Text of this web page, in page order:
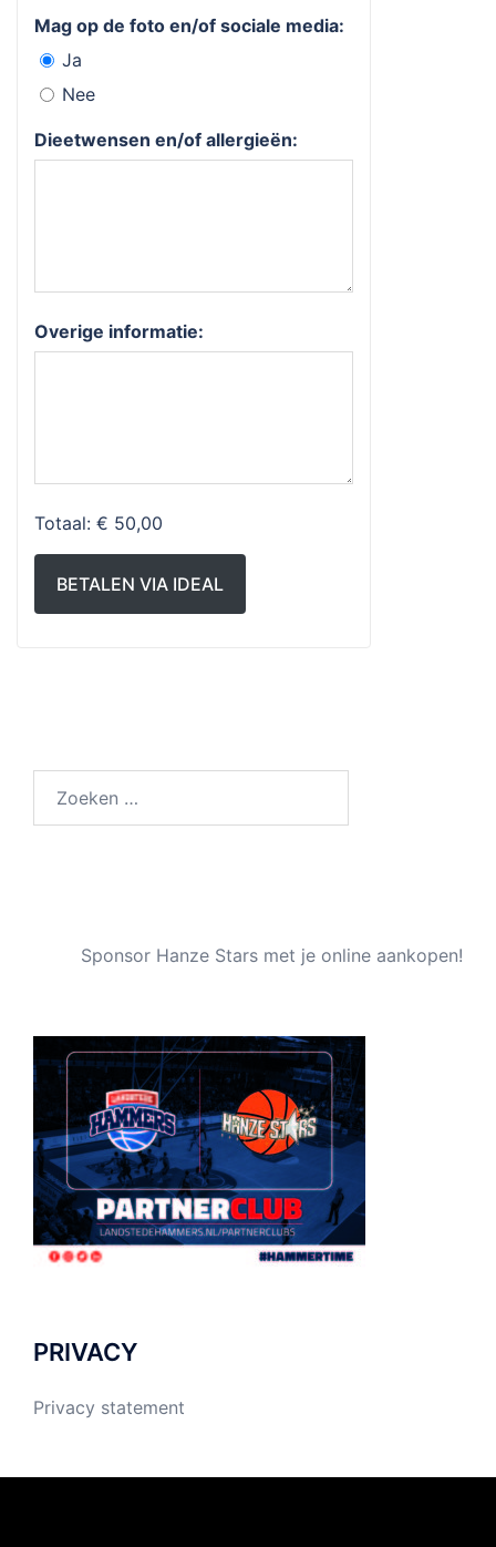
Mag op de foto en/of sociale media:
Ja
Nee
Dieetwensen en/of allergieën:
Overige informatie:
Totaal: € 50,00
BETALEN VIA IDEAL
Sponsor Hanze Stars met je online aankopen!
PRIVACY
Privacy statement